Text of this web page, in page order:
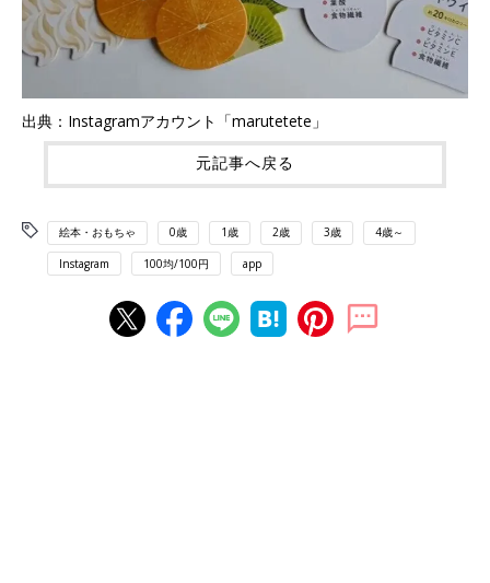
出典：Instagramアカウント「marutetete」
元記事へ戻る
絵本・おもちゃ 0歳 1歳 2歳 3歳 4歳～
Instagram 100均/100円 app